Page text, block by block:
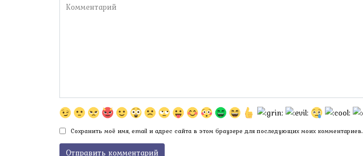
Комментарий
Сохранить моё имя, email и адрес сайта в этом браузере для последующих моих комментариев.